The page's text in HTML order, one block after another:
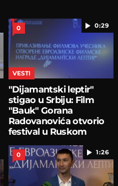
0:29
0
VESTI
"Dijamantski leptir"
stigao u Srbiju: Film
"Bauk" Gorana
Radovanovića otvorio
festival u Ruskom
1:26
0